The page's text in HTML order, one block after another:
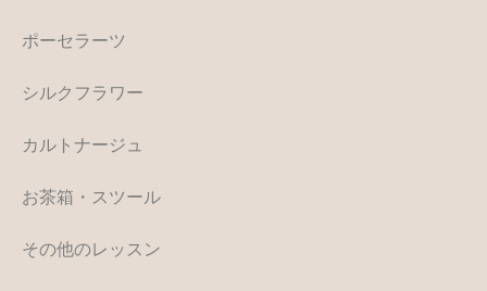
ポーセラーツ
シルクフラワー
カルトナージュ
お茶箱・スツール
その他のレッスン